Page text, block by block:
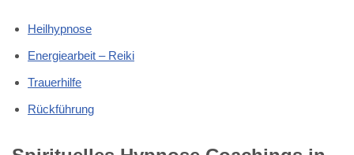
Heilhypnose
Energiearbeit – Reiki
Trauerhilfe
Rückführung